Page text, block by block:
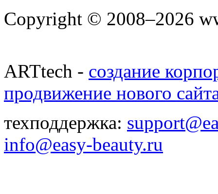
Copyright © 2008–2026
ARTtech - создание
продвижение нового
техподдержка:
info@easy-beauty.ru